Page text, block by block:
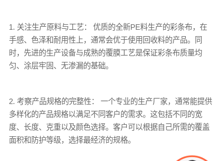
1. 关注生产原料与工艺： 优质的全新PE料生产的彩条布，在
手感、色泽和耐用性上，通常会优于使用回收料的产品。同
时，先进的生产设备与成熟的覆膜工艺是保证彩条布质量均
匀、涂层牢固、无渗漏的基础。
2. 考察产品规格的完整性： 一个专业的生产厂家，通常能提供
多样化的产品规格以满足不同客户的需求。这包括不同的宽
度、长度、克重以及颜色选择。客户可以根据自己所需的覆盖
面积和防护等级，选择最经济的规格。